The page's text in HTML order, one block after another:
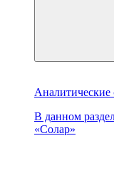
Аналитические
В данном
«Солар»